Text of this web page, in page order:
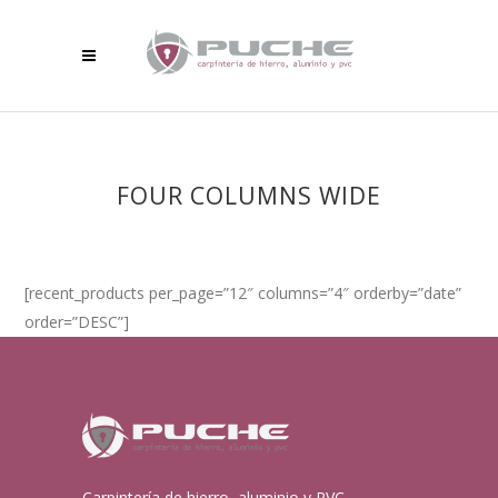
FOUR COLUMNS WIDE
[recent_products per_page=”12″ columns=”4″ orderby=”date”
order=”DESC”]